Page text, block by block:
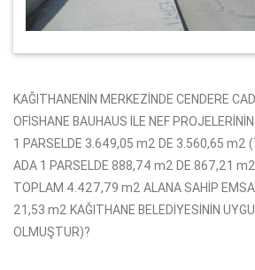
KAĞITHANENİN MERKEZİNDE CENDERE
OFİSHANE BAUHAUS İLE NEF
1 PARSELDE 3.649,05 m2 DE 3.560,65 m2
ADA 1 PARSELDE 888,74 m2 DE 867,21
TOPLAM 4.427,79 m2 ALANA SAHİP
21,53 m2 KAĞITHANE BELEDİYESİNİN
OLMUŞTUR)?